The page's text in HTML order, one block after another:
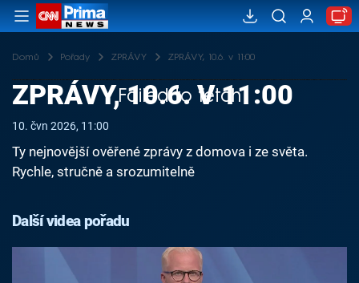
Domů Pořady ZPRÁVY ZPRÁVY, 10.6. v 11:00
Failed to fetch
ZPRÁVY, 10.6. V 11:00
10. čvn 2026, 11:00
Ty nejnovější ověřené zprávy z domova i ze světa.
Rychle, stručně a srozumitelně
Další videa pořadu